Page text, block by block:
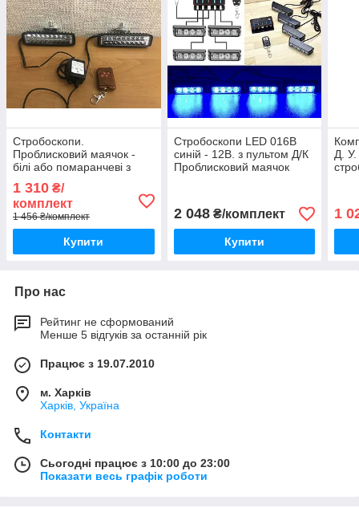
Стробоскопи.
Проблисковий маячок -
білі або помаранчеві з
пультом Д/К.
1 310 ₴/
комплект
1 456 ₴/комплект
Купити
Стробоскопи LED 016В
синій - 12В. з пультом Д/К
Проблисковий маячок
2 048₴/комплект
Купити
Д. У.
1
Про нас
Рейтинг не сформований
Менше 5 відгуків за останній рік
Працює з 19.07.2010
м. Харків
Харків, Україна
Контакти
Сьогодні працює з 10:00 до 23:00
Показати весь графік роботи